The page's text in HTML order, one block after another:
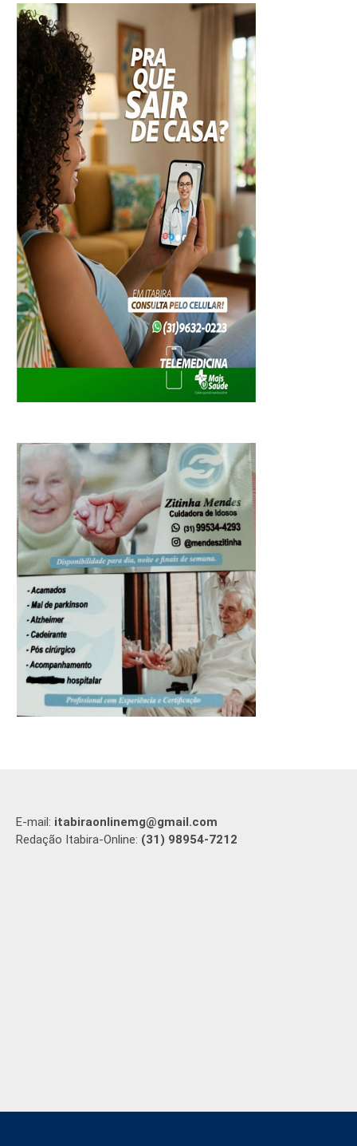
E-mail: itabiraonlinemg@gmail.com
Redação Itabira-Online: (31) 98954-7212